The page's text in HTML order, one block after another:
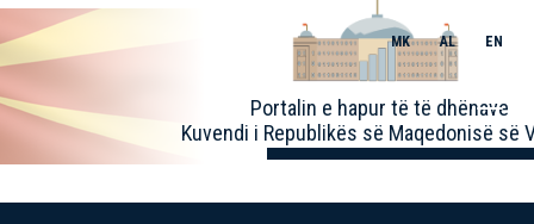
Portalin e hapur të të dhënave
Kuvendi i Republikës së Maqedonisë së
MK AL EN
Toggle